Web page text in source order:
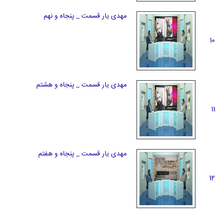
10
مهدی یار قسمت _ پنجاه و نهم
11
مهدی یار قسمت _ پنجاه و هشتم
12
مهدی یار قسمت _ پنجاه و هفتم